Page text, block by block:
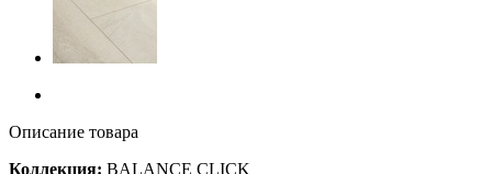
Описание товара
Коллекция: BALANCE CLICK